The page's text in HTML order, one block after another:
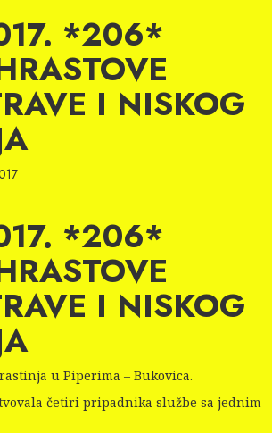
*206*
I NISKOG
*206*
I NISKOG
u Piperima – Bukovica.
četiri pripadnika službe sa jednim